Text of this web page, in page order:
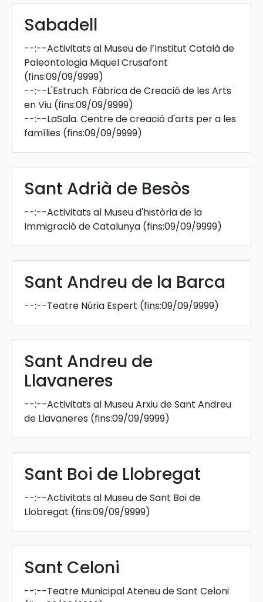
Sabadell
--:--Activitats al Museu de l’Institut Català de
Paleontologia Miquel Crusafont
(fins:09/09/9999)
--:--L'Estruch. Fàbrica de Creació de les Arts
en Viu (fins:09/09/9999)
--:--LaSala. Centre de creació d'arts per a les
famílies (fins:09/09/9999)
Sant Adrià de Besòs
--:--Activitats al Museu d'història de la
Immigració de Catalunya (fins:09/09/9999)
Sant Andreu de la Barca
--:--Teatre Núria Espert (fins:09/09/9999)
Sant Andreu de
Llavaneres
--:--Activitats al Museu Arxiu de Sant Andreu
de Llavaneres (fins:09/09/9999)
Sant Boi de Llobregat
--:--Activitats al Museu de Sant Boi de
Llobregat (fins:09/09/9999)
Sant Celoni
--:--Teatre Municipal Ateneu de Sant Celoni